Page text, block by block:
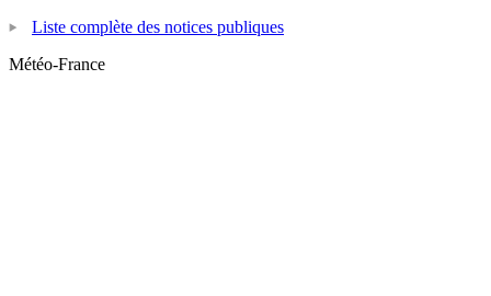
Liste complète des notices publiques
Météo-France